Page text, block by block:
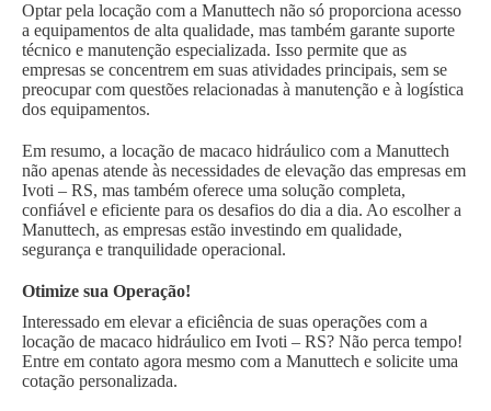
Optar pela locação com a Manuttech não só proporciona acesso
a equipamentos de alta qualidade, mas também garante suporte
técnico e manutenção especializada. Isso permite que as
empresas se concentrem em suas atividades principais, sem se
preocupar com questões relacionadas à manutenção e à logística
dos equipamentos.
Em resumo, a locação de macaco hidráulico com a Manuttech
não apenas atende às necessidades de elevação das empresas em
Ivoti – RS, mas também oferece uma solução completa,
confiável e eficiente para os desafios do dia a dia. Ao escolher a
Manuttech, as empresas estão investindo em qualidade,
segurança e tranquilidade operacional.
Otimize sua Operação!
Interessado em elevar a eficiência de suas operações com a
locação de macaco hidráulico em Ivoti – RS? Não perca tempo!
Entre em contato agora mesmo com a Manuttech e solicite uma
cotação personalizada.